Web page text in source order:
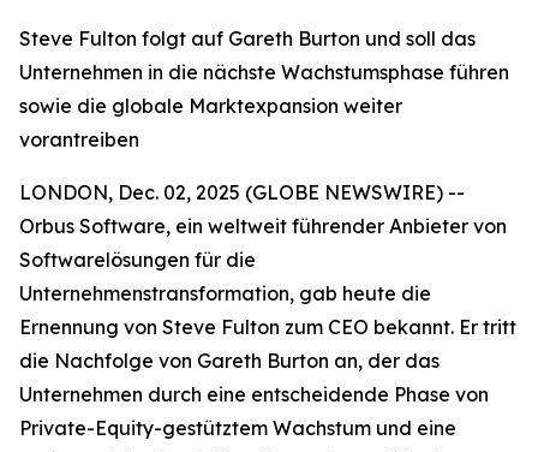
Steve Fulton folgt auf Gareth Burton und soll das
Unternehmen in die nächste Wachstumsphase führen
sowie die globale Marktexpansion weiter
vorantreiben
LONDON, Dec. 02, 2025 (GLOBE NEWSWIRE) --
Orbus Software, ein weltweit führender Anbieter von
Softwarelösungen für die
Unternehmenstransformation, gab heute die
Ernennung von Steve Fulton zum CEO bekannt. Er tritt
die Nachfolge von Gareth Burton an, der das
Unternehmen durch eine entscheidende Phase von
Private-Equity-gestütztem Wachstum und eine